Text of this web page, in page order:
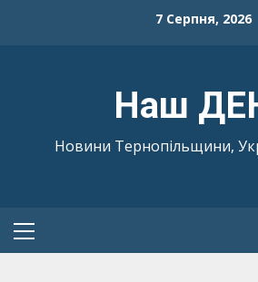
7 Серпня, 2026
Наш
Новини Тернопільщини,
Primary